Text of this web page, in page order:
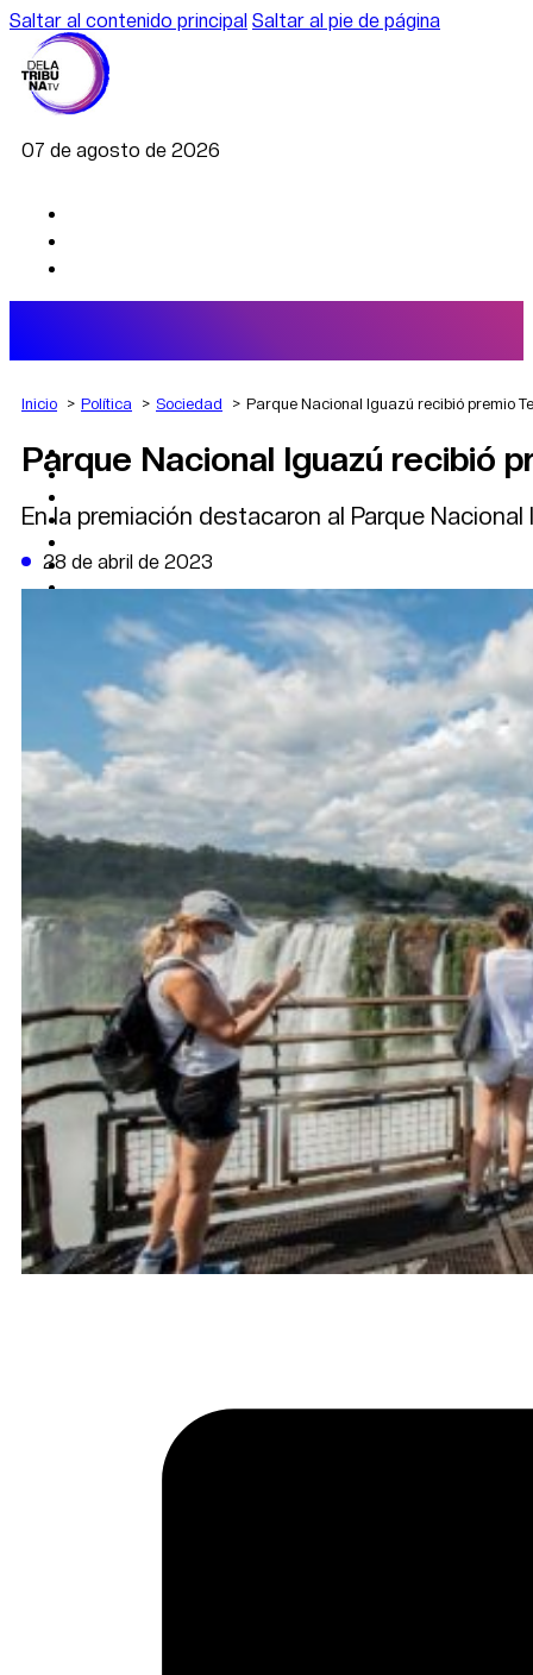
Saltar al contenido principal Saltar al pie de página
07 de agosto de 2026
AGRO
DEPORTES
POLÍTICA
DATA FIRME
DE LA TRIBUNA TV
Inicio Política Sociedad Parque Nacional Iguazú recibió premio
Parque Nacional Iguazú recibió
En la premiación destacaron al Parque
28 de abril de 2023